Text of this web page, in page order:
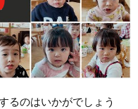
るのはいかがでしょう